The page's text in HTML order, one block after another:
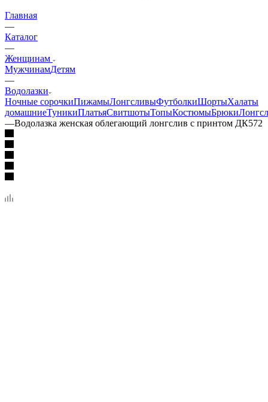
Главная
—
Каталог
—
Женщинам
МужчинамДетям
—
Водолазки
Ночные сорочкиПижамыЛонгсливыФутболкиШортыХалаты
домашниеТуникиПлатьяСвитшотыТопыКостюмыБрюки
—Водолазка женская облегающий лонгслив с принтом ДК572